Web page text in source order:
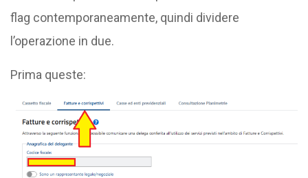
flag contemporaneamente, quindi dividere
l’operazione in due.
Prima queste: